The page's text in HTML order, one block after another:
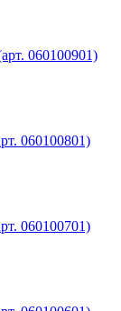
060100901)
060100801)
060100701)